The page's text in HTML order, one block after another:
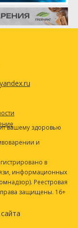
вашему здоровью
и
в
информационных
Реестровая
права защищены. 16+